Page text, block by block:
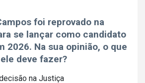
foi reprovado na
se lançar como candidato
2026. Na sua opinião, o que
ele deve fazer?
na Justiça